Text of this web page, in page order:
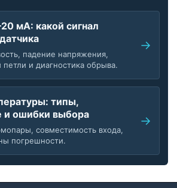
мА: какой сигнал
падение напряжения,
петли и диагностика обрыва.
типы,
и ошибки выбора
совместимость входа,
погрешности.